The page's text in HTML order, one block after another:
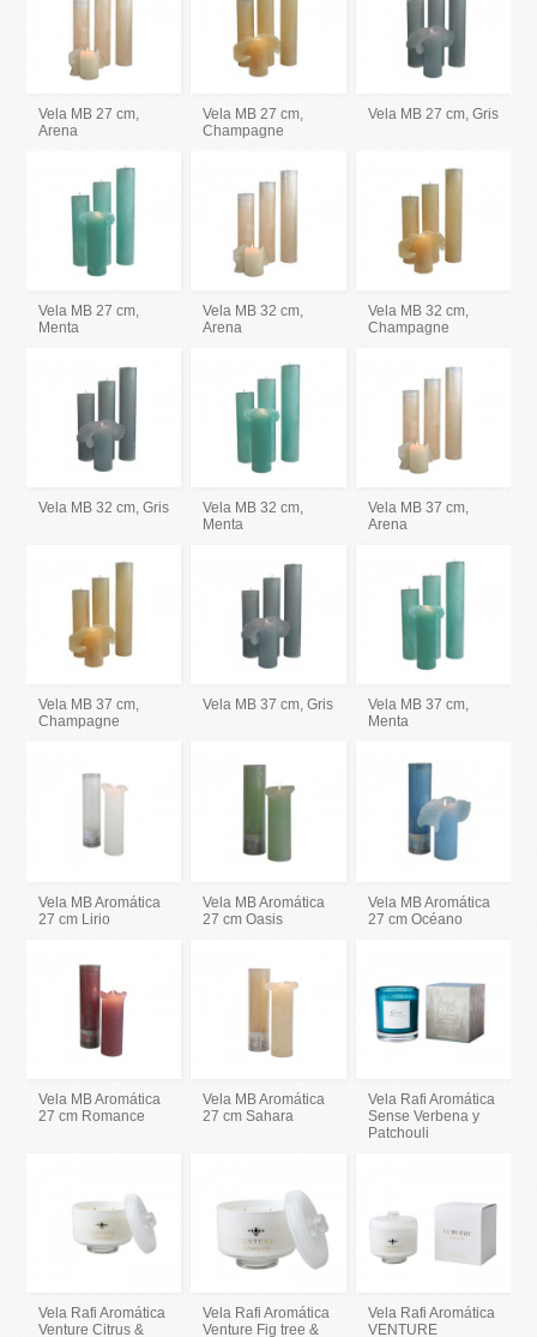
Vela MB 27 cm,
Arena
Vela MB 27 cm,
Champagne
Vela MB 27 cm, Gris
Vela MB 27 cm,
Menta
Vela MB 32 cm,
Arena
Vela MB 32 cm,
Champagne
Vela MB 32 cm, Gris
Vela MB 32 cm,
Menta
Vela MB 37 cm,
Arena
Vela MB 37 cm,
Champagne
Vela MB 37 cm, Gris
Vela MB 37 cm,
Menta
Vela MB Aromática
27 cm Lirio
Vela MB Aromática
27 cm Oasis
Vela MB Aromática
27 cm Océano
Vela MB Aromática
27 cm Romance
Vela MB Aromática
27 cm Sahara
Vela Rafi Aromática
Sense Verbena y
Patchouli
Vela Rafi Aromática
Venture Citrus &
Vela Rafi Aromática
Venture Fig tree &
Vela Rafi Aromática
VENTURE